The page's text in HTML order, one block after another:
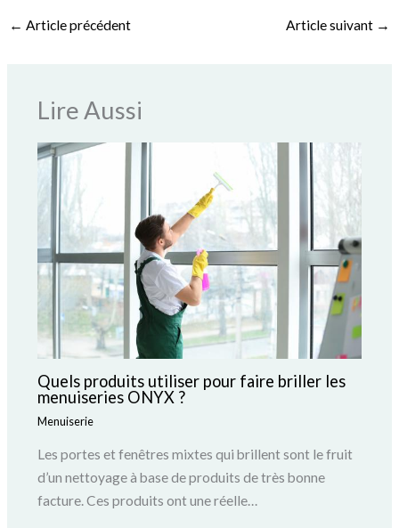
← Article précédent Article suivant →
Lire Aussi
Quels produits utiliser pour faire briller les
menuiseries ONYX ?
Menuiserie
Les portes et fenêtres mixtes qui brillent sont le fruit
d’un nettoyage à base de produits de très bonne
facture. Ces produits ont une réelle…